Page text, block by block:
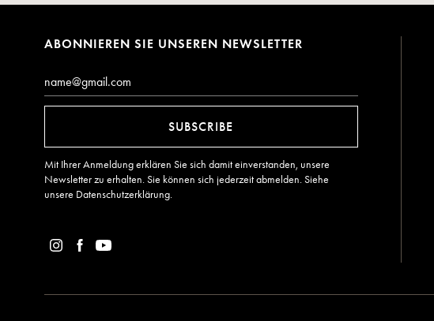
ABONNIEREN SIE UNSEREN NEWSLETTER
Email*
SUBSCRIBE
Mit Ihrer Anmeldung erklären Sie sich damit einverstanden, unsere
Newsletter zu erhalten. Sie können sich jederzeit abmelden. Siehe
unsere Datenschutzerklärung.